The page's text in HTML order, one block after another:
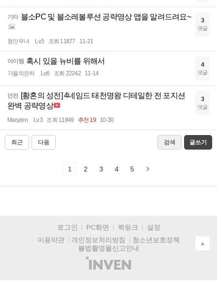
기타 블소PC 및 블소레볼루션 공략영상 앱을 알려드려요~
청안무녀 Lv.5 조회 11877 11-21
3
댓글
아이템 혹시 있을 뉴비를 위해서
가을의은하 Lv.6 조회 22242 11-14
4
댓글
던전 [황혼의 성전] 4네임드 태천명왕 디테일한 전 포지션
완벽 공략영상
Maryzen Lv.3 조회 11849 추천 19 10-30
3
댓글
최근 다음 검색 글쓰기
1 2 3 4 5
로그인 PC화면 퀵링크
설정
이용약관
개인정보처리방침
청소년보호정책
불법촬영물신고안내
(주)
인
▲